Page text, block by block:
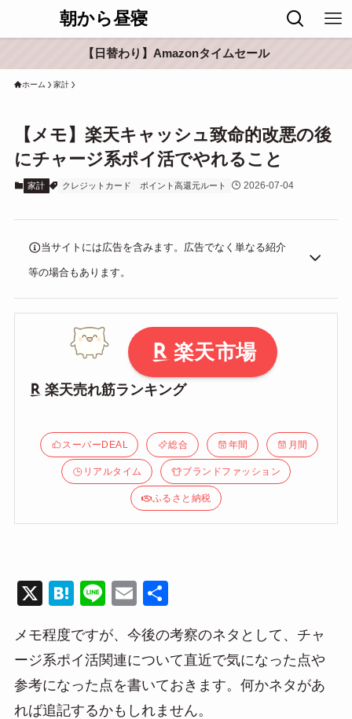
朝から昼寝
【日替わり】Amazonタイムセール
ホーム 家計
【メモ】楽天キャッシュ致命的改悪の後
にチャージ系ポイ活でやれること
家計 クレジットカード ポイント高還元ルート 2026-07-04
当サイトには広告を含みます。広告でなく単なる紹介
等の場合もあります。
楽天市場
楽天売れ筋ランキング
スーパーDEAL 総合 年間 月間
リアルタイム ブランドファッション
ふるさと納税
X
H
e
n
a
Li
e
E
ail
メモ程度ですが、今後の考察のネタとして、チャ
ージ系ポイ活関連について直近で気になった点や
参考になった点を書いておきます。何かネタがあ
れば追記するかもしれません。